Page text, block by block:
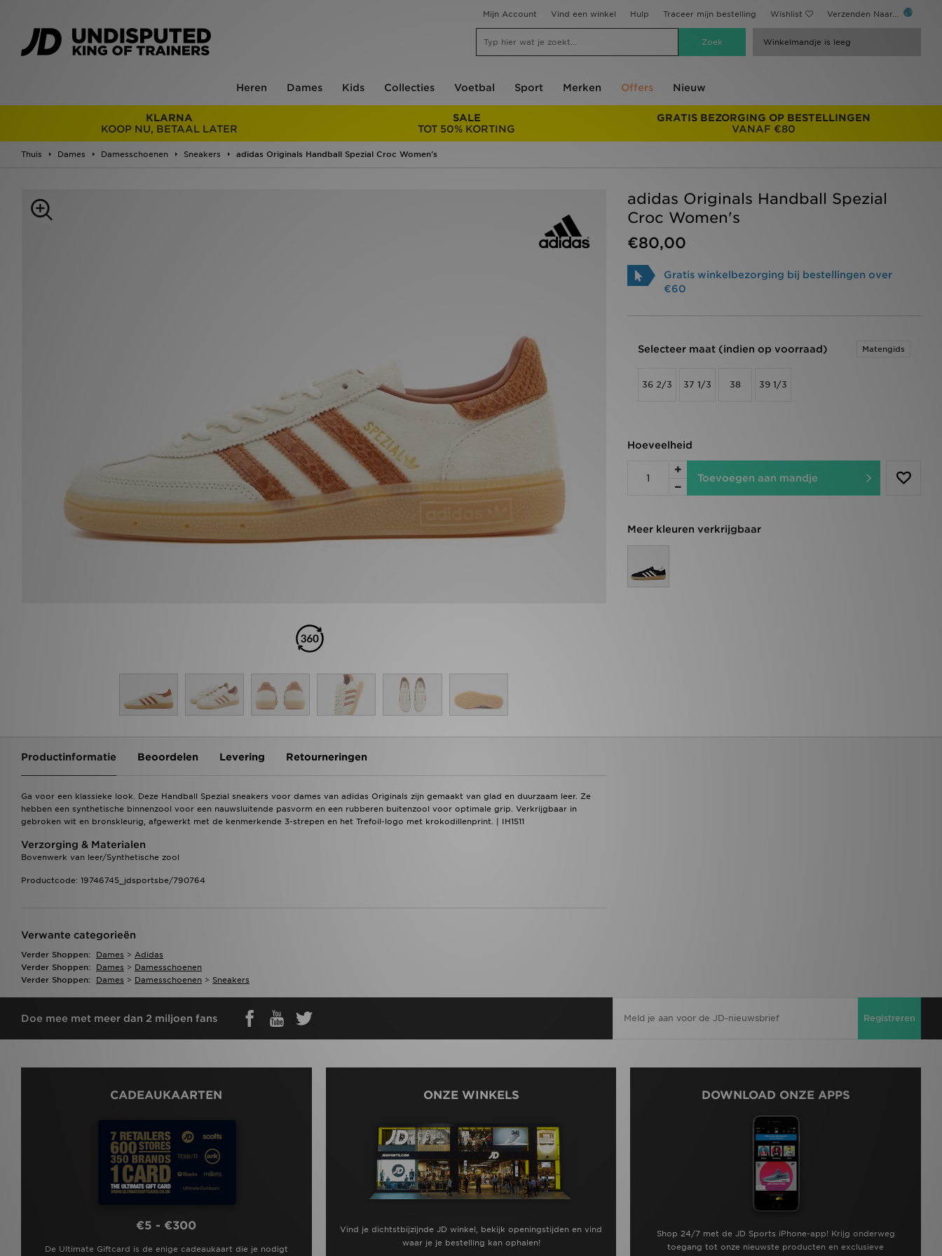
Mijn Account Vind een winkel Hulp Traceer mijn bestelling Wishlist Verzenden Naar...
Winkelmandje is leeg
Heren Dames Kids Collecties Voetbal Sport Merken Offers Nieuw
KLARNA
KOOP NU, BETAAL LATER
SALE
TOT 50% KORTING
GRATIS BEZORGING OP BESTELLINGEN
VANAF €80
Thuis Dames Damesschoenen Sneakers adidas Originals Handball Spezial Croc Women's
adidas Originals Handball Spezial
Croc Women's
€80,00
Gratis winkelbezorging bij bestellingen over
€60
Selecteer maat (indien op voorraad) Matengids
36 2/3 37 1/3 38 39 1/3
Hoeveelheid
Toevoegen aan mandje
Meer kleuren verkrijgbaar
Productinformatie Beoordelen Levering Retourneringen
Ga voor een klassieke look. Deze Handball Spezial sneakers voor dames van adidas Originals zijn gemaakt van glad en duurzaam leer. Ze
hebben een synthetische binnenzool voor een nauwsluitende pasvorm en een rubberen buitenzool voor optimale grip. Verkrijgbaar in
gebroken wit en bronskleurig, afgewerkt met de kenmerkende 3-strepen en het Trefoil-logo met krokodillenprint. | IH1511
Verzorging & Materialen
Bovenwerk van leer/Synthetische zool
Productcode: 19746745_jdsportsbe/790764
Verwante categorieën
Verder Shoppen: Dames > Adidas
Verder Shoppen:
Dames > Damesschoenen
Verder Shoppen:
Dames > Damesschoenen > Sneakers
Doe mee met meer dan 2 miljoen fans Registreren
CADEAUKAARTEN
€5 - €300
De Ultimate Giftcard is de enige cadeaukaart die je nodigt
ONZE WINKELS
Vind je dichtstbijzijnde JD winkel, bekijk openingstijden en vind
waar je je bestelling kan ophalen!
DOWNLOAD ONZE APPS
Shop 24/7 met de JD Sports iPhone-app! Krijg onderweg
toegang tot onze nieuwste producten en exclusieve